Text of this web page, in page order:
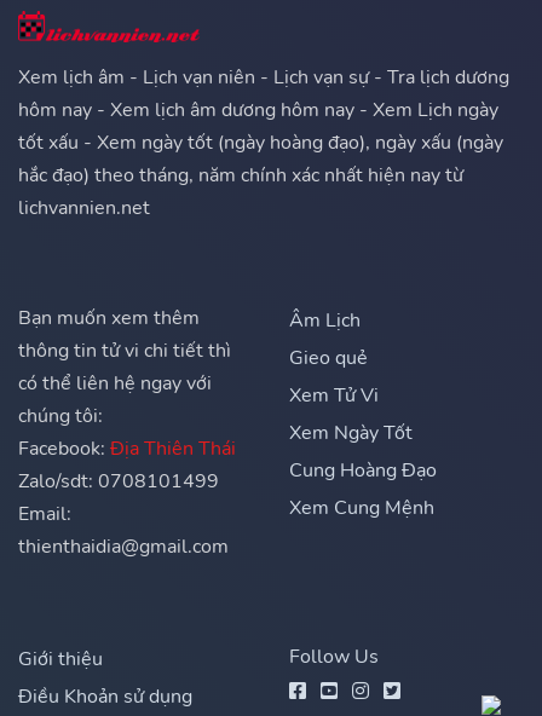
Xem lịch âm - Lịch vạn niên - Lịch vạn sự - Tra lịch dương
hôm nay - Xem lịch âm dương hôm nay - Xem Lịch ngày
tốt xấu - Xem ngày tốt (ngày hoàng đạo), ngày xấu (ngày
hắc đạo) theo tháng, năm chính xác nhất hiện nay từ
lichvannien.net
Bạn muốn xem thêm
thông tin tử vi chi tiết thì
có thể liên hệ ngay với
chúng tôi:
Facebook: Địa Thiên Thái
Zalo/sdt: 0708101499
Email:
thienthaidia@gmail.com
Âm Lịch
Gieo quẻ
Xem Tử Vi
Xem Ngày Tốt
Cung Hoàng Đạo
Xem Cung Mệnh
Giới thiệu
Điều Khoản sử dụng
Follow Us